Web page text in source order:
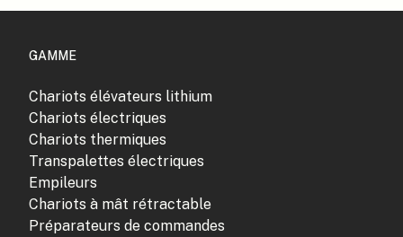
GAMME
Chariots élévateurs lithium
Chariots électriques
Chariots thermiques
Transpalettes électriques
Empileurs
Chariots à mât rétractable
Préparateurs de commandes